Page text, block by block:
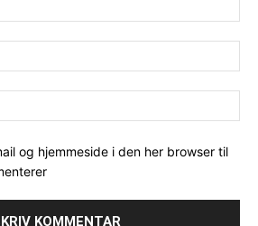
og hjemmeside i den her browser til